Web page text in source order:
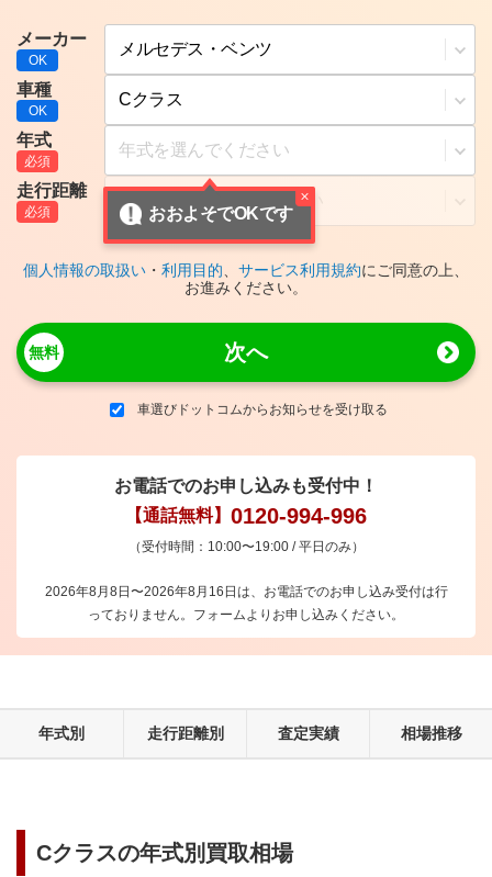
メーカー
車種
年式
おおよそでOKです
走行距離
個人情報の取扱い ・ 利用目的 サービス利用規約にご同意の上、
お進みください。
次へ
車選びドットコムからお知らせを受け取る
お電話でのお申し込みも受付中！
【通話無料】 0120-994-996
（受付時間：10:00〜19:00 / 平日のみ）
2026年8月8日〜2026年8月16日は、お電話でのお申し込み受付は行
っておりません。フォームよりお申し込みください。
年式別 走行距離別 査定実績 相場推移
Cクラスの年式別買取相場